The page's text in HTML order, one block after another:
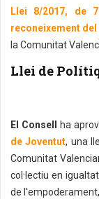
Llei 8/2017, de
reconeixement
la Comunitat
Llei de
El Consell ha
de Joventut, una
Comunitat
col·lectiu en
de